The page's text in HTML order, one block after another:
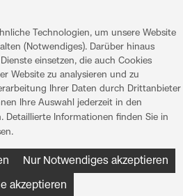
Technologien, um unsere Website
(Notwendiges). Darüber hinaus
einsetzen, die auch Cookies
Website zu analysieren und zu
Ihrer Daten durch Drittanbieter
Ihre Auswahl jederzeit in den
Detaillierte Informationen finden Sie in
.
Nur Notwendiges akzeptieren
akzeptieren